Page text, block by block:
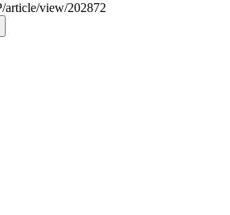
article/view/202872